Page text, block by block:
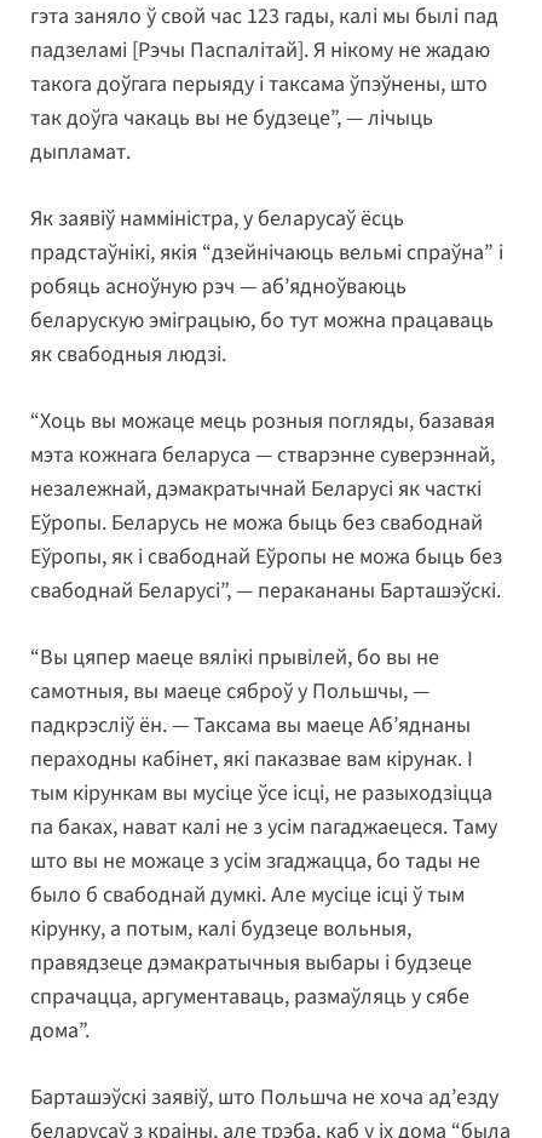
гэта заняло ў свой час 123 гады, калі мы былі пад
падзеламі [Рэчы Паспалітай]. Я нікому не жадаю
такога доўгага перыяду і таксама ўпэўнены, што
так доўга чакаць вы не будзеце”, — лічыць
дыпламат.
Як заявіў намміністра, у беларусаў ёсць
прадстаўнікі, якія “дзейнічаюць вельмі спраўна” і
робяць асноўную рэч — аб’ядноўваюць
беларускую эміграцыю, бо тут можна працаваць
як свабодныя людзі.
“Хоць вы можаце мець розныя погляды, базавая
мэта кожнага беларуса — стварэнне суверэннай,
незалежнай, дэмакратычнай Беларусі як часткі
Еўропы. Беларусь не можа быць без свабоднай
Еўропы, як і свабоднай Еўропы не можа быць без
свабоднай Беларусі”, — перакананы Барташэўскі.
“Вы цяпер маеце вялікі прывілей, бо вы не
самотныя, вы маеце сяброў у Польшчы, —
падкрэсліў ён. — Таксама вы маеце Аб’яднаны
пераходны кабінет, які паказвае вам кірунак. І
тым кірункам вы мусіце ўсе ісці, не разыходзіцца
па баках, нават калі не з усім пагаджаецеся. Таму
што вы не можаце з усім згаджацца, бо тады не
было б свабоднай думкі. Але мусіце ісці ў тым
кірунку, а потым, калі будзеце вольныя,
правядзеце дэмакратычныя выбары і будзеце
спрачацца, аргументаваць, размаўляць у сябе
дома”.
Барташэўскі заявіў, што Польшча не хоча ад’езду
беларусаў з краіны, але трэба, каб у іх дома “была